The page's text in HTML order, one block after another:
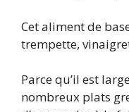
Cet aliment de
trempette,
Parce qu’il est
nombreux plats